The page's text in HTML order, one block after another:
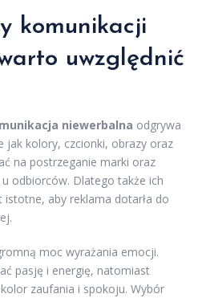
komunikacji
uwzględnić
niewerbalna odgrywa
jak kolory, czcionki, obrazy oraz
na postrzeganie marki oraz
odbiorców. Dlatego także ich
aby reklama dotarła do
moc wyrażania emocji.
pasję i energię, natomiast
zaufania i spokoju. Wybór